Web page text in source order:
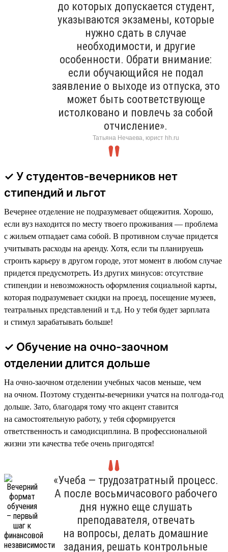
до которых допускается студент,
указываются экзамены, которые
нужно сдать в случае
необходимости, и другие
особенности. Обрати внимание:
если обучающийся не подал
заявление о выходе из отпуска, это
может быть соответствующе
истолковано и повлечь за собой
отчисление».
Татьяна Нечаева, юрист hh.ru
✓ У студентов-вечерников нет
стипендий и льгот
Вечернее отделение не подразумевает общежития. Хорошо,
если вуз находится по месту твоего проживания — проблема
с жильем отпадает сама собой. В противном случае придется
учитывать расходы на аренду. Хотя, если ты планируешь
строить карьеру в другом городе, этот момент в любом случае
придется предусмотреть. Из других минусов: отсутствие
стипендии и невозможность оформления социальной карты,
которая подразумевает скидки на проезд, посещение музеев,
театральных представлений и т.д. Но у тебя будет зарплата
и стимул зарабатывать больше!
✓ Обучение на очно-заочном
отделении длится дольше
На очно-заочном отделении учебных часов меньше, чем
на очном. Поэтому студенты-вечерники учатся на полгода-год
дольше. Зато, благодаря тому что акцент ставится
на самостоятельную работу, у тебя сформируется
ответственность и самодисциплина. В профессиональной
жизни эти качества тебе очень пригодятся!
«Учеба — трудозатратный процесс.
А после восьмичасового рабочего
дня нужно еще слушать
преподавателя, отвечать
на вопросы, делать домашние
задания, решать контрольные